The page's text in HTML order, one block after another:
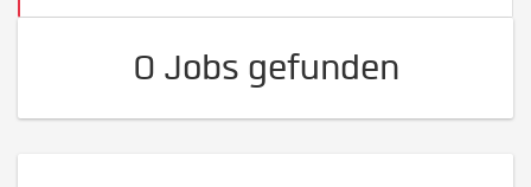
0 Jobs gefunden